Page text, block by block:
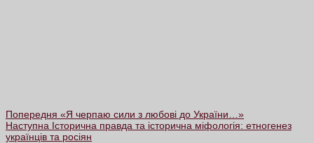
Попередня «Я черпаю сили з любові до України…»
Наступна Історична правда та історична міфологія: етногенез
українців та росіян